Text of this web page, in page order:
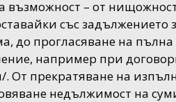
възможност – от
със
до прогласяване на
например при
. От прекратяване на
недължимост на